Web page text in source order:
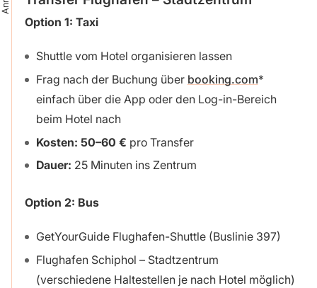
Option 1: Taxi
Shuttle vom Hotel organisieren lassen
Frag nach der Buchung über booking.com
einfach über die App oder den Log-in-Bereich
beim Hotel nach
Kosten: 50–60 € pro Transfer
Dauer: 25 Minuten ins Zentrum
Option 2: Bus
GetYourGuide Flughafen-Shuttle (Buslinie 397)
Flughafen Schiphol – Stadtzentrum
(verschiedene Haltestellen je nach Hotel möglich)